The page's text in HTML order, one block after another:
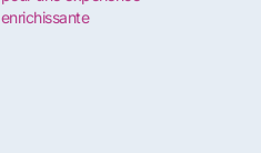
enrichissante